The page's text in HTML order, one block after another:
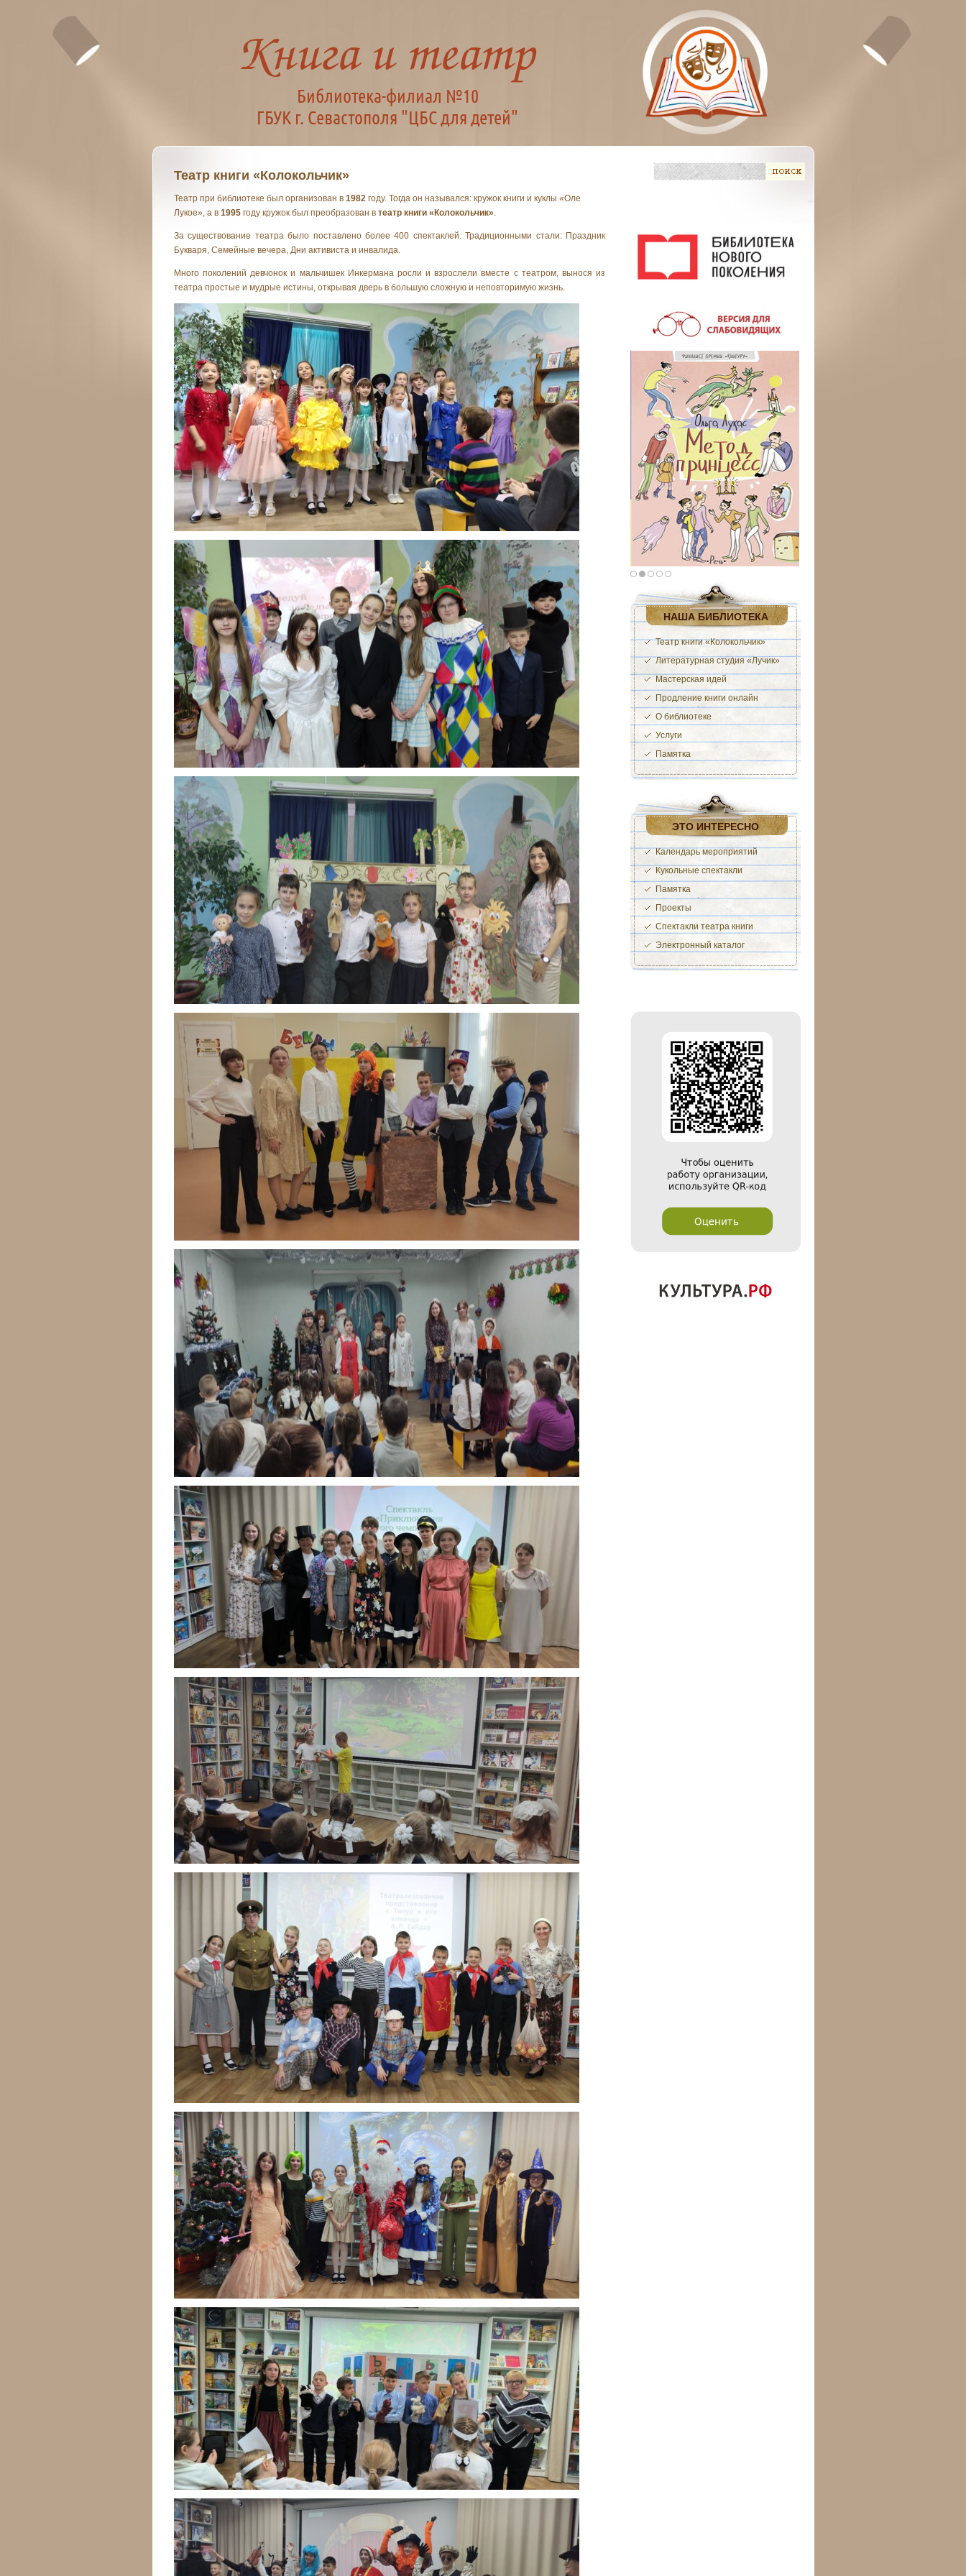
Театр книги «Колокольчик»
Театр при библиотеке был организован в 1982 году. Тогда он назывался: кружок книги и куклы «Оле
Лукое», а в 1995 году кружок был преобразован в театр книги «Колокольчик».
За существование театра было поставлено более 400 спектаклей. Традиционными стали: Праздник
Букваря, Семейные вечера, Дни активиста и инвалида.
Много поколений девчонок и мальчишек Инкермана росли и взрослели вместе с театром, вынося из
театра простые и мудрые истины, открывая дверь в большую сложную и неповторимую жизнь.
НАША БИБЛИОТЕКА
Театр книги «Колокольчик»
Литературная студия «Лучик»
Мастерская идей
Продление книги онлайн
О библиотеке
Услуги
Памятка
ЭТО ИНТЕРЕСНО
Календарь мероприятий
Кукольные спектакли
Памятка
Проекты
Спектакли театра книги
Электронный каталог